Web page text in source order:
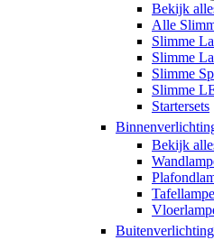
Bekijk
Alle
Slimme
Slimme
Slimme
Slimme
Startersets
Bekijk
Buitenverlichting